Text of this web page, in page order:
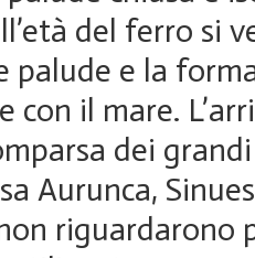
del ferro si
palude e la
con il mare.
dei
Aurunca,
riguardarono